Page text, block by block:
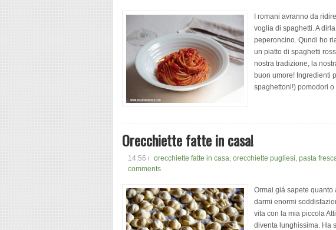
I romani avranno da
voglia di spaghetti. A
peperoncino. Qundi ho
un piatto di spaghetti
nostra tradizione, la
buon umore! Ingredienti
spaghettoni!) pomodori o
Orecchiette fatte in casa!
14:56 orecchiette fatte in casa, orecchiette pugliesi, pasta
comments
Ormai giá sapete quanto
darmi enormi
vita con la mia piccola
diventa lunghissima. Ha